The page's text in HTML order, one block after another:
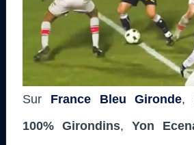
Sur France Bleu Gironde,
100% Girondins, Yon